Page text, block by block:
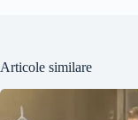
Articole similare